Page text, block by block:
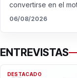
convertirse en el
06/08/2026
ENTREVISTAS
DESTACADO